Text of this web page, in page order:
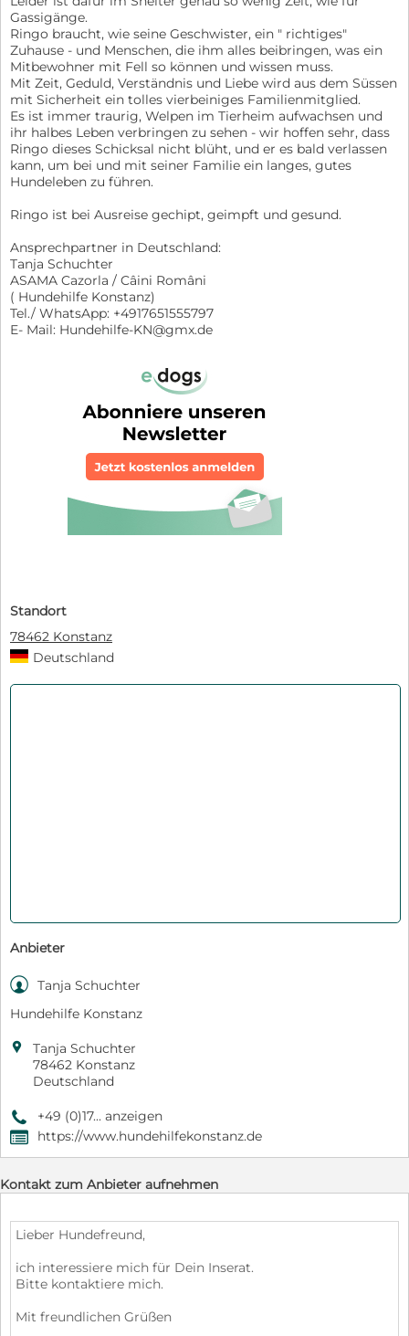
Gassigänge.
Ringo braucht, wie seine Geschwister, ein " richtiges"
Zuhause - und Menschen, die ihm alles beibringen, was ein
Mitbewohner mit Fell so können und wissen muss.
Mit Zeit, Geduld, Verständnis und Liebe wird aus dem Süssen
mit Sicherheit ein tolles vierbeiniges Familienmitglied.
Es ist immer traurig, Welpen im Tierheim aufwachsen und
ihr halbes Leben verbringen zu sehen - wir hoffen sehr, dass
Ringo dieses Schicksal nicht blüht, und er es bald verlassen
kann, um bei und mit seiner Familie ein langes, gutes
Hundeleben zu führen.
Ringo ist bei Ausreise gechipt, geimpft und gesund.
Ansprechpartner in Deutschland:
Tanja Schuchter
ASAMA Cazorla / Câini Români
( Hundehilfe Konstanz)
Tel./ WhatsApp: +4917651555797
E- Mail: Hundehilfe-KN@gmx.de
Standort
78462 Konstanz
Deutschland
Anbieter
 Tanja Schuchter
Hundehilfe Konstanz

Tanja Schuchter
78462 Konstanz
Deutschland
9 +49 (0)17... anzeigen
, https://www.hundehilfekonstanz.de
Kontakt zum Anbieter aufnehmen